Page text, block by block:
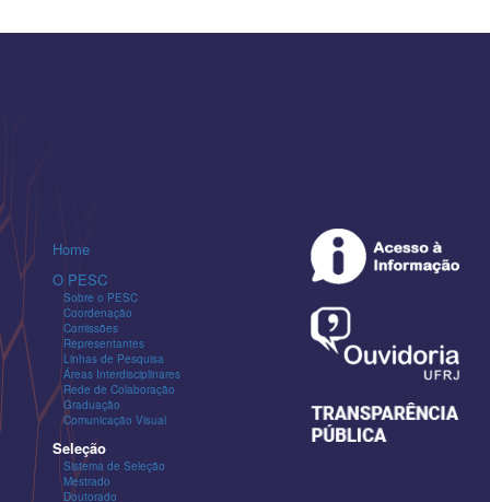
Home
O PESC
Sobre o PESC
Coordenação
Comissões
Representantes
Linhas de Pesquisa
Áreas Interdisciplinares
Rede de Colaboração
Graduação
Comunicação Visual
Seleção
Sistema de Seleção
Mestrado
Doutorado